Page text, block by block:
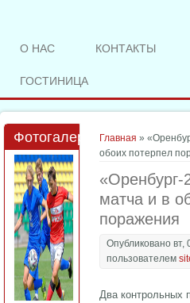
О НАС КОНТАКТЫ
ГОСТИНИЦА
Вы здесь
Главная »
обоих потерпел
«Оренбург-
матча и в
поражения
Опубликовано вт,
пользователем
Два контрольных
Фотогалерея